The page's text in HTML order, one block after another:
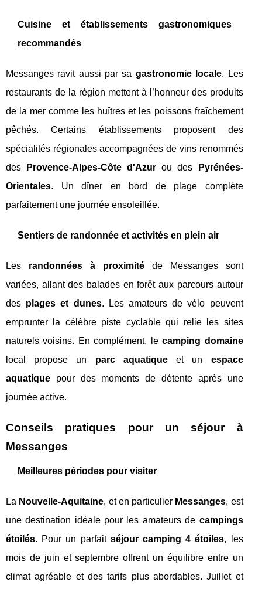
Cuisine et établissements gastronomiques
recommandés
Messanges ravit aussi par sa gastronomie locale. Les
restaurants de la région mettent à l’honneur des produits
de la mer comme les huîtres et les poissons fraîchement
pêchés. Certains établissements proposent des
spécialités régionales accompagnées de vins renommés
des
Provence-Alpes-Côte d'Azur ou des
Pyrénées-
Orientales. Un dîner en bord de plage complète
parfaitement une journée ensoleillée.
Sentiers de randonnée et activités en plein air
Les randonnées à proximitéde Messanges sont
variées, allant des balades en forêt aux parcours autour
des plages et dunes. Les amateurs de vélo peuvent
emprunter la célèbre piste cyclable qui relie les sites
naturels voisins. En complément, lecamping domaine
local propose un parc aquatiqueet un espace
aquatique pour des moments de détente après une
journée active.
Conseils pratiques pour un séjour à
Messanges
Meilleures périodes pour visiter
La Nouvelle-Aquitaine, et en particulier Messanges, est
une destination idéale pour les amateurs de campings
étoilés. Pour un parfait séjour camping 4 étoiles, les
mois de juin et septembre offrent un équilibre entre un
climat agréable et des tarifs plus abordables. Juillet et